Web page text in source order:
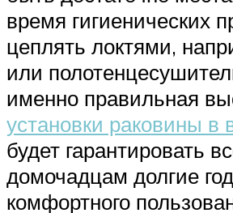
время гигиенических
цеплять локтями,
или
именно правильная
установки раковины в
будет гарантировать
домочадцам долгие
комфортного